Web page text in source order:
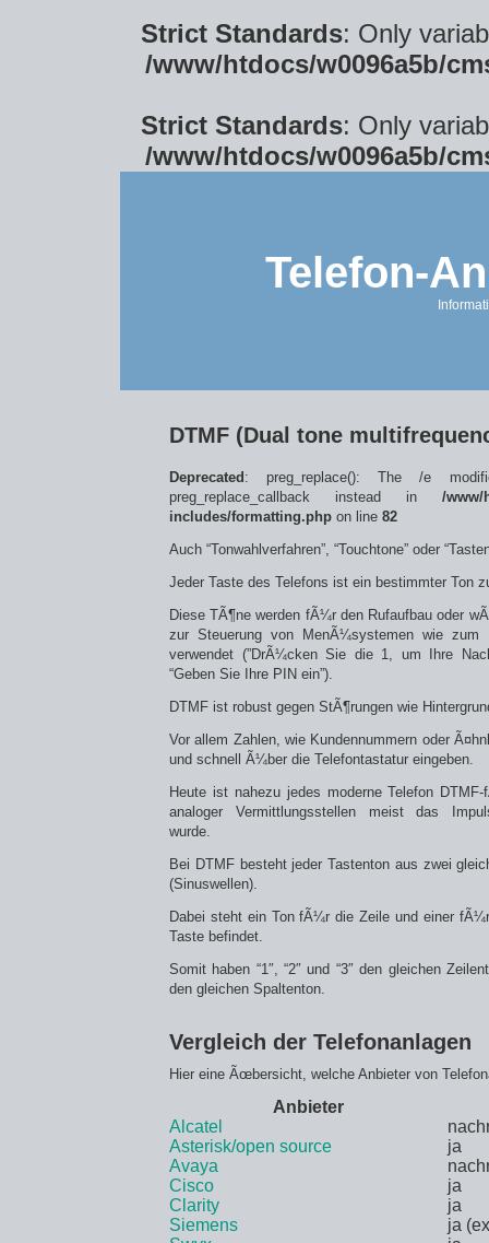
Strict Standards: Only
/www/htdocs/w0096a5b/
Strict Standards: Only
/www/htdocs/w0096a5b/
Telefon-
DTMF (Dual tone
Deprecated : preg_replace(): The /e
preg_replace_callback instead in /www/
includes/formatting.php on line 82
Auch “Tonwahlverfahren”, “Touchtone” oder
Jeder Taste des Telefons ist ein bestimmter Ton
Diese TÃ¶ne werden fÃ¼r den Rufaufbau oder
zur Steuerung von MenÃ¼systemen wie zum
verwendet (”DrÃ¼cken Sie die 1, um Ihre
“Geben Sie Ihre PIN ein”).
DTMF ist robust gegen StÃ¶rungen wie
Vor allem Zahlen, wie Kundennummern oder
und schnell Ã¼ber die Telefontastatur eingeben.
Heute ist nahezu jedes moderne Telefon
analoger Vermittlungsstellen meist das
wurde.
Bei DTMF besteht jeder Tastenton aus zwei
(Sinuswellen).
Dabei steht ein Ton fÃ¼r die Zeile und einer
Taste befindet.
Somit haben “1″, “2″ und “3″ den gleichen
den gleichen Spaltenton.
Vergleich der Telefonanlagen
Hier eine Ãœbersicht, welche Anbieter von
Anbieter
Alcatel
Asterisk/open source
ja
Avaya
Cisco
ja
Clarity
ja
Siemens
ja